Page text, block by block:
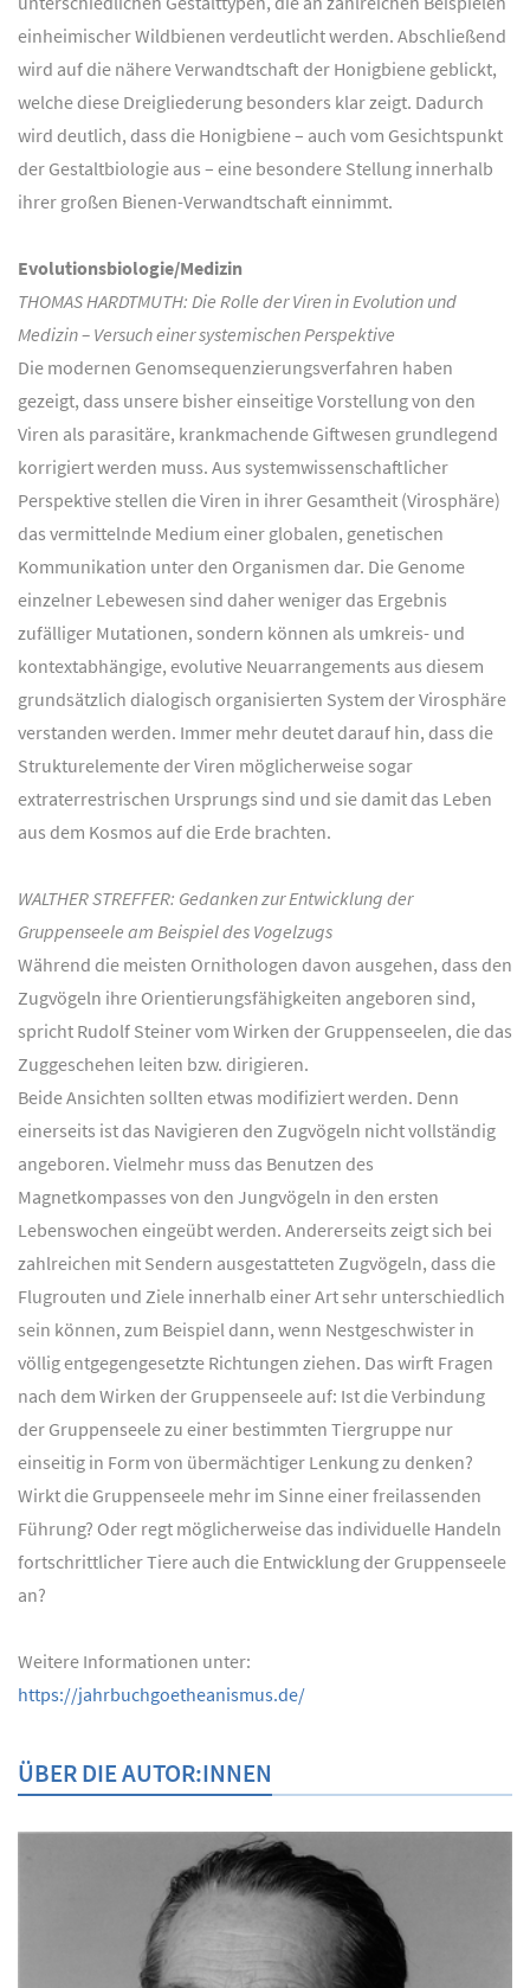
einheimischer Wildbienen verdeutlicht werden. Abschließend
wird auf die nähere Verwandtschaft der Honigbiene geblickt,
welche diese Dreigliederung besonders klar zeigt. Dadurch
wird deutlich, dass die Honigbiene – auch vom Gesichtspunkt
der Gestaltbiologie aus – eine besondere Stellung innerhalb
ihrer großen Bienen-Verwandtschaft einnimmt.
Evolutionsbiologie/Medizin
THOMAS HARDTMUTH: Die Rolle der Viren in Evolution und
Medizin – Versuch einer systemischen Perspektive
Die modernen Genomsequenzierungsverfahren haben
gezeigt, dass unsere bisher einseitige Vorstellung von den
Viren als parasitäre, krankmachende Giftwesen grundlegend
korrigiert werden muss. Aus systemwissenschaftlicher
Perspektive stellen die Viren in ihrer Gesamtheit (Virosphäre)
das vermittelnde Medium einer globalen, genetischen
Kommunikation unter den Organismen dar. Die Genome
einzelner Lebewesen sind daher weniger das Ergebnis
zufälliger Mutationen, sondern können als umkreis- und
kontextabhängige, evolutive Neuarrangements aus diesem
grundsätzlich dialogisch organisierten System der Virosphäre
verstanden werden. Immer mehr deutet darauf hin, dass die
Strukturelemente der Viren möglicherweise sogar
extraterrestrischen Ursprungs sind und sie damit das Leben
aus dem Kosmos auf die Erde brachten.
WALTHER STREFFER: Gedanken zur Entwicklung der
Gruppenseele am Beispiel des Vogelzugs
Während die meisten Ornithologen davon ausgehen, dass den
Zugvögeln ihre Orientierungsfähigkeiten angeboren sind,
spricht Rudolf Steiner vom Wirken der Gruppenseelen, die das
Zuggeschehen leiten bzw. dirigieren.
Beide Ansichten sollten etwas modifiziert werden. Denn
einerseits ist das Navigieren den Zugvögeln nicht vollständig
angeboren. Vielmehr muss das Benutzen des
Magnetkompasses von den Jungvögeln in den ersten
Lebenswochen eingeübt werden. Andererseits zeigt sich bei
zahlreichen mit Sendern ausgestatteten Zugvögeln, dass die
Flugrouten und Ziele innerhalb einer Art sehr unterschiedlich
sein können, zum Beispiel dann, wenn Nestgeschwister in
völlig entgegengesetzte Richtungen ziehen. Das wirft Fragen
nach dem Wirken der Gruppenseele auf: Ist die Verbindung
der Gruppenseele zu einer bestimmten Tiergruppe nur
einseitig in Form von übermächtiger Lenkung zu denken?
Wirkt die Gruppenseele mehr im Sinne einer freilassenden
Führung? Oder regt möglicherweise das individuelle Handeln
fortschrittlicher Tiere auch die Entwicklung der Gruppenseele
an?
Weitere Informationen unter:
https://jahrbuchgoetheanismus.de/
ÜBER DIE AUTOR:INNEN